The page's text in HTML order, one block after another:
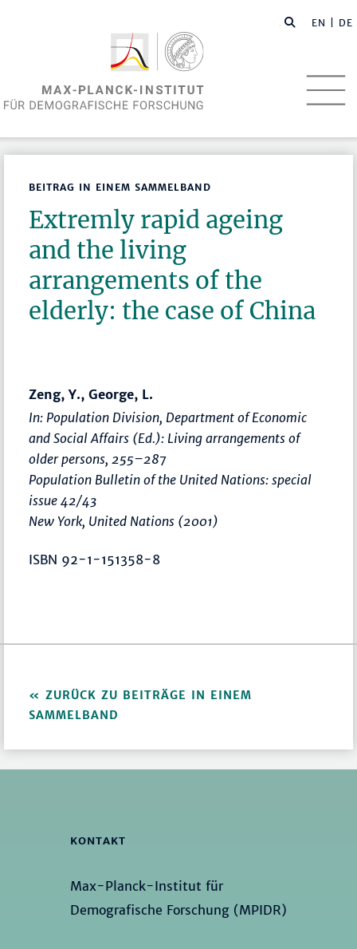
EN | DE
BEITRAG IN EINEM SAMMELBAND
Extremly rapid ageing
and the living
arrangements of the
elderly: the case of China
Zeng, Y., George, L.
In: Population Division, Department of Economic
and Social Affairs (Ed.): Living arrangements of
older persons,255–287
Population Bulletin of the United Nations: special
issue 42/43
New York, United Nations (2001)
ISBN 92-1-151358-8
ZURÜCK ZU BEITRÄGE IN EINEM
SAMMELBAND
KONTAKT
Max-Planck-Institut für
Demografische Forschung (MPIDR)